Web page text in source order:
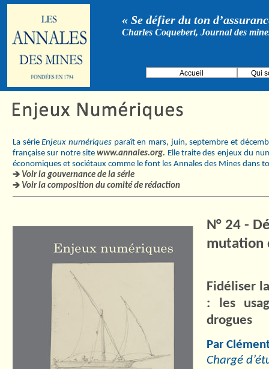
« Se défier du ton
Charles Coquebert, Journal des
Accueil Qui
La sérieEnjeux numériques paraît en mars, juin, septembre et
française sur notre sitewww.annales.org. Elle traite des enjeux du
économiques et sociétaux comme le font les Annales des Mines dans
Voir la gouvernance de la série
Voir la composition du comité de rédaction
N° 24 -
mutation
Fidéliser
: les
drogues
Par
Chargé